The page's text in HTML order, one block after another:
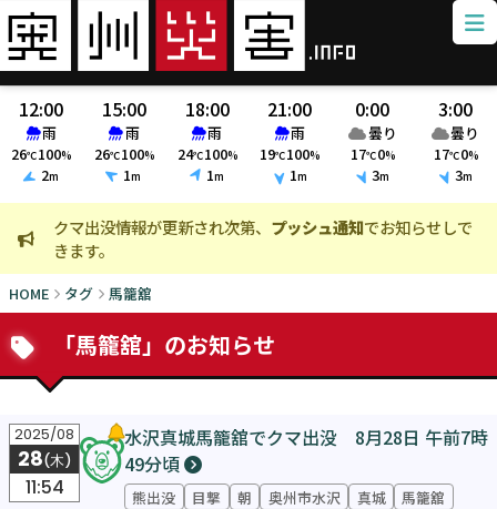
12:00
雨
26℃100%
2m
15:00
雨
26℃100%
1m
18:00
雨
24℃100%
1m
21:00
雨
19℃100%
1m
0:00
曇り
17℃0%
3m
3:00
曇り
17℃0%
3m
クマ出没情報が更新され次第、 プッシュ通知でお知らせしで
きます。
HOME タグ 馬籠舘
「馬籠舘」のお知らせ
2025/08
28(木)
11:54
水沢真城馬籠舘でクマ出没 8月28日 午前7時
49分頃
熊出没 目撃 朝 奥州市水沢 真城 馬籠舘